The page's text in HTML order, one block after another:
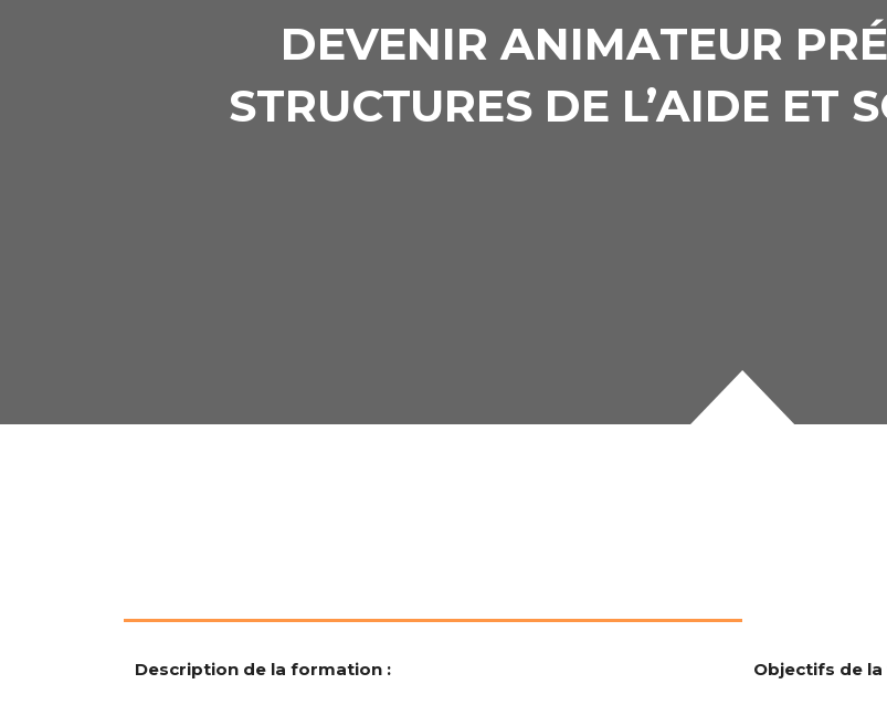
DEVENIR ANIMATEUR
STRUCTURES DE L’AIDE ET
Description de la formation : Objectifs de